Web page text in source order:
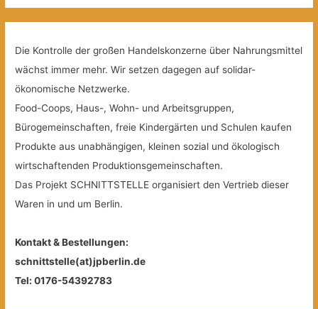
Die Kontrolle der großen Handelskonzerne über Nahrungsmittel
wächst immer mehr. Wir setzen dagegen auf solidar-
ökonomische Netzwerke.
Food-Coops, Haus-, Wohn- und Arbeitsgruppen,
Bürogemeinschaften, freie Kindergärten und Schulen kaufen
Produkte aus unabhängigen, kleinen sozial und ökologisch
wirtschaftenden Produktionsgemeinschaften.
Das Projekt SCHNITTSTELLE organisiert den Vertrieb dieser
Waren in und um Berlin.
Kontakt & Bestellungen:
schnittstelle(at)jpberlin.de
Tel: 0176-54392783